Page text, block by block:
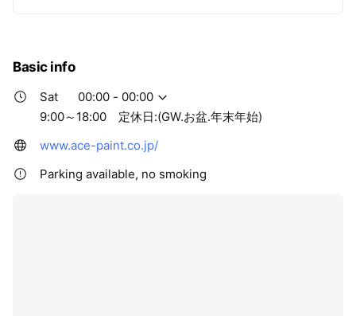
ご安心下さいませ。
LINEオンライン相談も可能と
なっております○o。.
Basic info
Sat
00:00 - 00:00
9:00～18:00 定休日:(GW.お盆.年末年始)
www.ace-paint.co.jp/
Parking available, no smoking